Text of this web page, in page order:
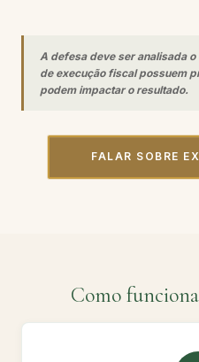
A defesa deve ser analisada
de execução fiscal possuem
podem impactar o resultado.
FALAR SOBRE
Como